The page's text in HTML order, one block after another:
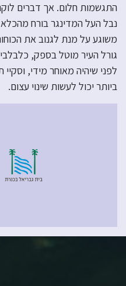
התגשמות חלום. אך דברים
נבל העל המדינגר בורח
משוגע על מנת לגנוב את
גורל העיר מוטל בספק,
לפני שיהיה מאוחר מידי,
ביותר יכול לעשות שינוי עצום.